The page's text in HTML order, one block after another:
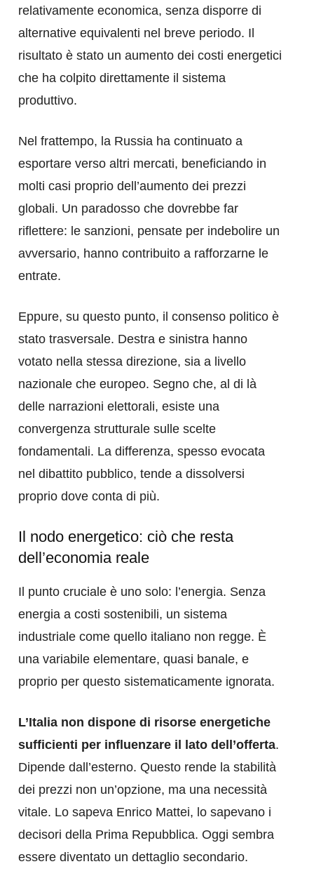
relativamente economica, senza disporre di
alternative equivalenti nel breve periodo. Il
risultato è stato un aumento dei costi energetici
che ha colpito direttamente il sistema
produttivo.
Nel frattempo, la Russia ha continuato a
esportare verso altri mercati, beneficiando in
molti casi proprio dell’aumento dei prezzi
globali. Un paradosso che dovrebbe far
riflettere: le sanzioni, pensate per indebolire un
avversario, hanno contribuito a rafforzarne le
entrate.
Eppure, su questo punto, il consenso politico è
stato trasversale. Destra e sinistra hanno
votato nella stessa direzione, sia a livello
nazionale che europeo. Segno che, al di là
delle narrazioni elettorali, esiste una
convergenza strutturale sulle scelte
fondamentali. La differenza, spesso evocata
nel dibattito pubblico, tende a dissolversi
proprio dove conta di più.
Il nodo energetico: ciò che resta
dell’economia reale
Il punto cruciale è uno solo: l’energia. Senza
energia a costi sostenibili, un sistema
industriale come quello italiano non regge. È
una variabile elementare, quasi banale, e
proprio per questo sistematicamente ignorata.
L’Italia non dispone di risorse energetiche
sufficienti per influenzare il lato dell’offerta.
Dipende dall’esterno. Questo rende la stabilità
dei prezzi non un’opzione, ma una necessità
vitale. Lo sapeva Enrico Mattei, lo sapevano i
decisori della Prima Repubblica. Oggi sembra
essere diventato un dettaglio secondario.